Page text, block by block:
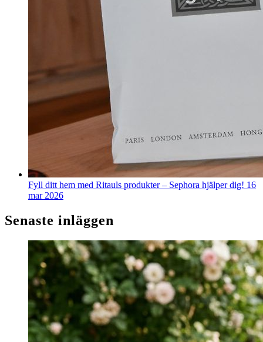
Fyll ditt hem med Ritauls produkter – Sephora hjälper dig! 16
mar 2026
Senaste inläggen